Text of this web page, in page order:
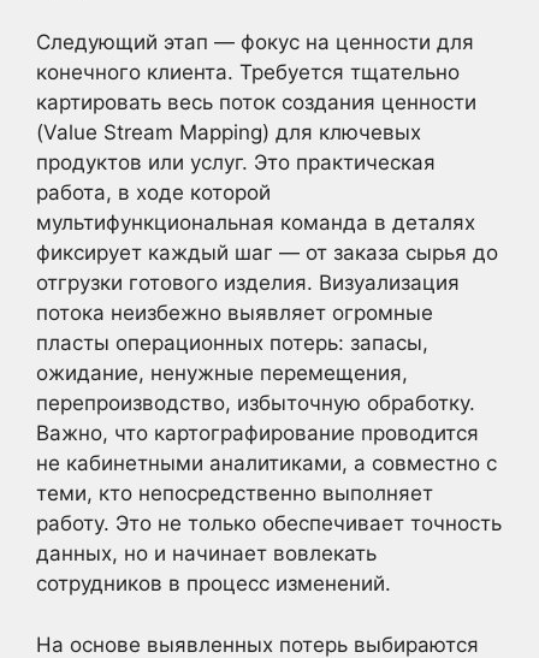
Следующий этап — фокус на ценности для
конечного клиента. Требуется тщательно
картировать весь поток создания ценности
(Value Stream Mapping) для ключевых
продуктов или услуг. Это практическая
работа, в ходе которой
мультифункциональная команда в деталях
фиксирует каждый шаг — от заказа сырья до
отгрузки готового изделия. Визуализация
потока неизбежно выявляет огромные
пласты операционных потерь: запасы,
ожидание, ненужные перемещения,
перепроизводство, избыточную обработку.
Важно, что картографирование проводится
не кабинетными аналитиками, а совместно с
теми, кто непосредственно выполняет
работу. Это не только обеспечивает точность
данных, но и начинает вовлекать
сотрудников в процесс изменений.
На основе выявленных потерь выбираются